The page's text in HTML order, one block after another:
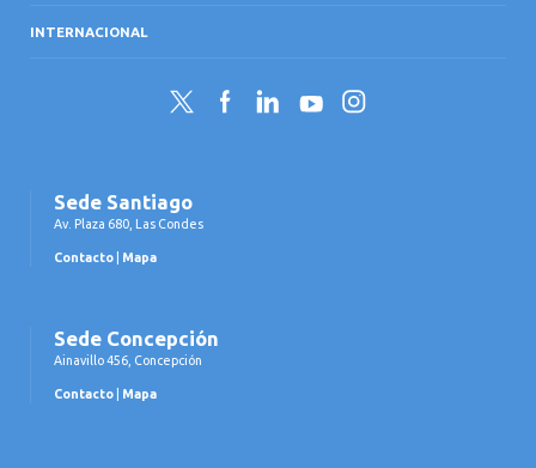
INTERNACIONAL
Twitter FacebookLinkedInYouTubeInstagram
Sede Santiago
Av. Plaza 680, Las Condes
Contacto Mapa
Sede Concepción
Ainavillo 456, Concepción
Contacto Mapa